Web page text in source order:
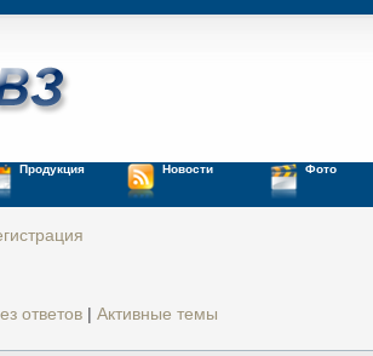
Продукция Новости Фото
ответов |Активные темы